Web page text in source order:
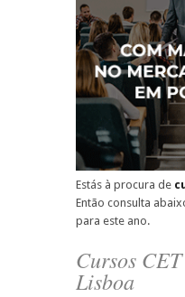
Estás à procura de
Então consulta
para este ano.
Cursos
Lisboa